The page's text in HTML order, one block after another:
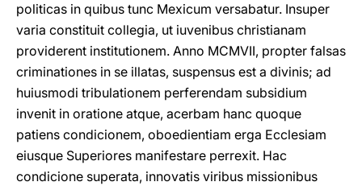
politicas in quibus tunc Mexicum versabatur. Insuper
varia constituit collegia, ut iuvenibus christianam
providerent institutionem. Anno MCMVII, propter falsas
criminationes in se illatas, suspensus est a divinis; ad
huiusmodi tribulationem perferendam subsidium
invenit in oratione atque, acerbam hanc quoque
patiens condicionem, oboedientiam erga Ecclesiam
eiusque Superiores manifestare perrexit. Hac
condicione superata, innovatis viribus missionibus